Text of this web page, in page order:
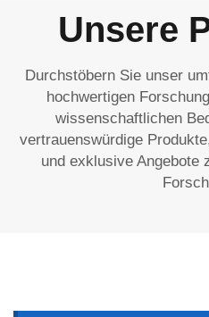
Unsere
Durchstöbern Sie unser
hochwertigen
wissenschaftlichen
vertrauenswürdige
und exklusive Angebote